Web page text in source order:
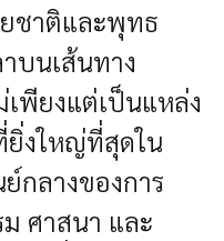
ชาติและพุทธ
บนเส้นทาง
พียงแต่เป็นแหล่ง
งใหญ่ที่สุดใน
กลางของการ
ศาสนา และ